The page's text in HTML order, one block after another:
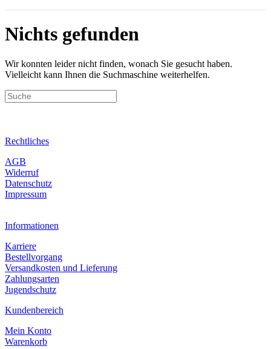
Nichts gefunden
Wir konnten leider nicht finden, wonach Sie gesucht haben.
Vielleicht kann Ihnen die Suchmaschine weiterhelfen.
Rechtliches
AGB
Widerruf
Datenschutz
Impressum
Informationen
Karriere
Bestellvorgang
Versandkosten und Lieferung
Zahlungsarten
Jugendschutz
Kundenbereich
Mein Konto
Warenkorb